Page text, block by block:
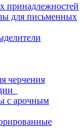
принадлежностей
для письменных
черчения
с арочным